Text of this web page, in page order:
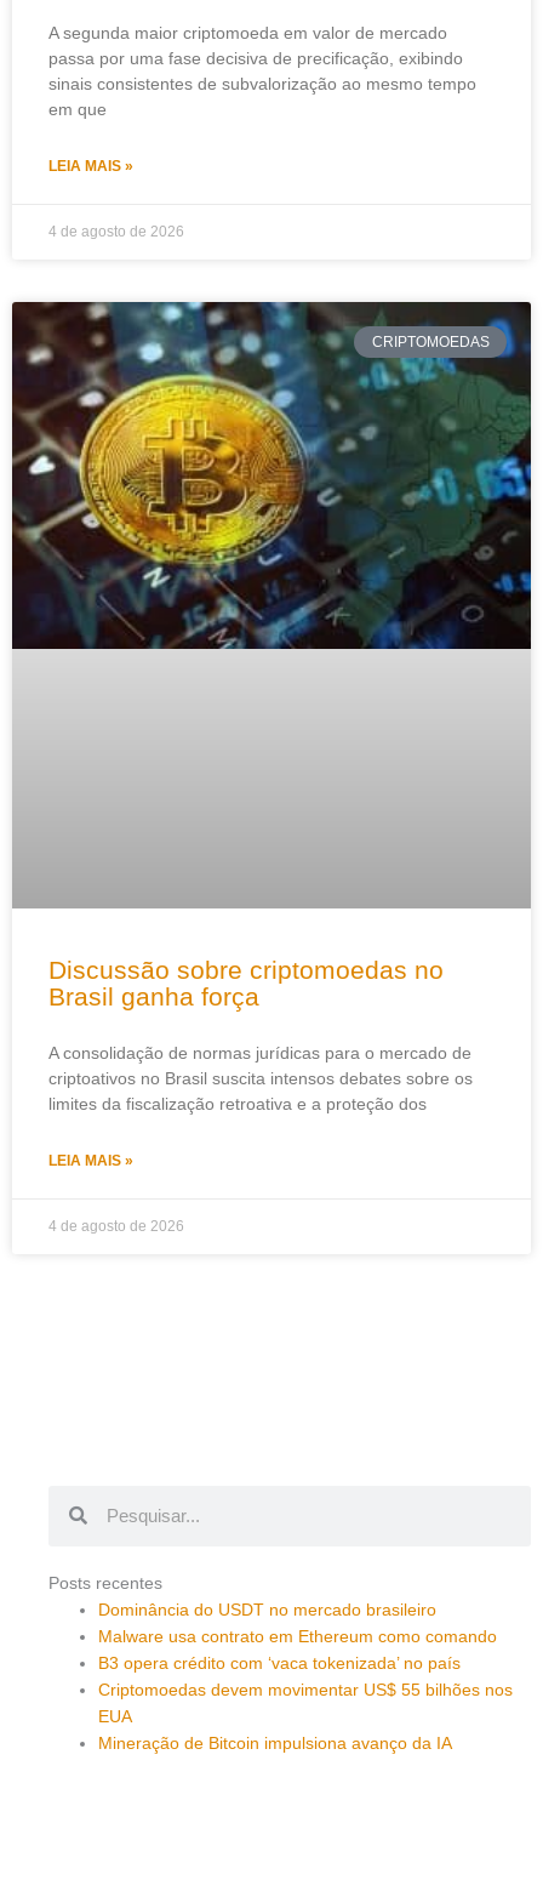
A segunda maior criptomoeda em valor de mercado
passa por uma fase decisiva de precificação, exibindo
sinais consistentes de subvalorização ao mesmo tempo
em que
LEIA MAIS »
4 de agosto de 2026
CRIPTOMOEDAS
Discussão sobre criptomoedas no
Brasil ganha força
A consolidação de normas jurídicas para o mercado de
criptoativos no Brasil suscita intensos debates sobre os
limites da fiscalização retroativa e a proteção dos
LEIA MAIS »
4 de agosto de 2026
Posts recentes
Dominância do USDT no mercado brasileiro
Malware usa contrato em Ethereum como comando
B3 opera crédito com ‘vaca tokenizada’ no país
Criptomoedas devem movimentar US$ 55 bilhões nos
EUA
Mineração de Bitcoin impulsiona avanço da IA